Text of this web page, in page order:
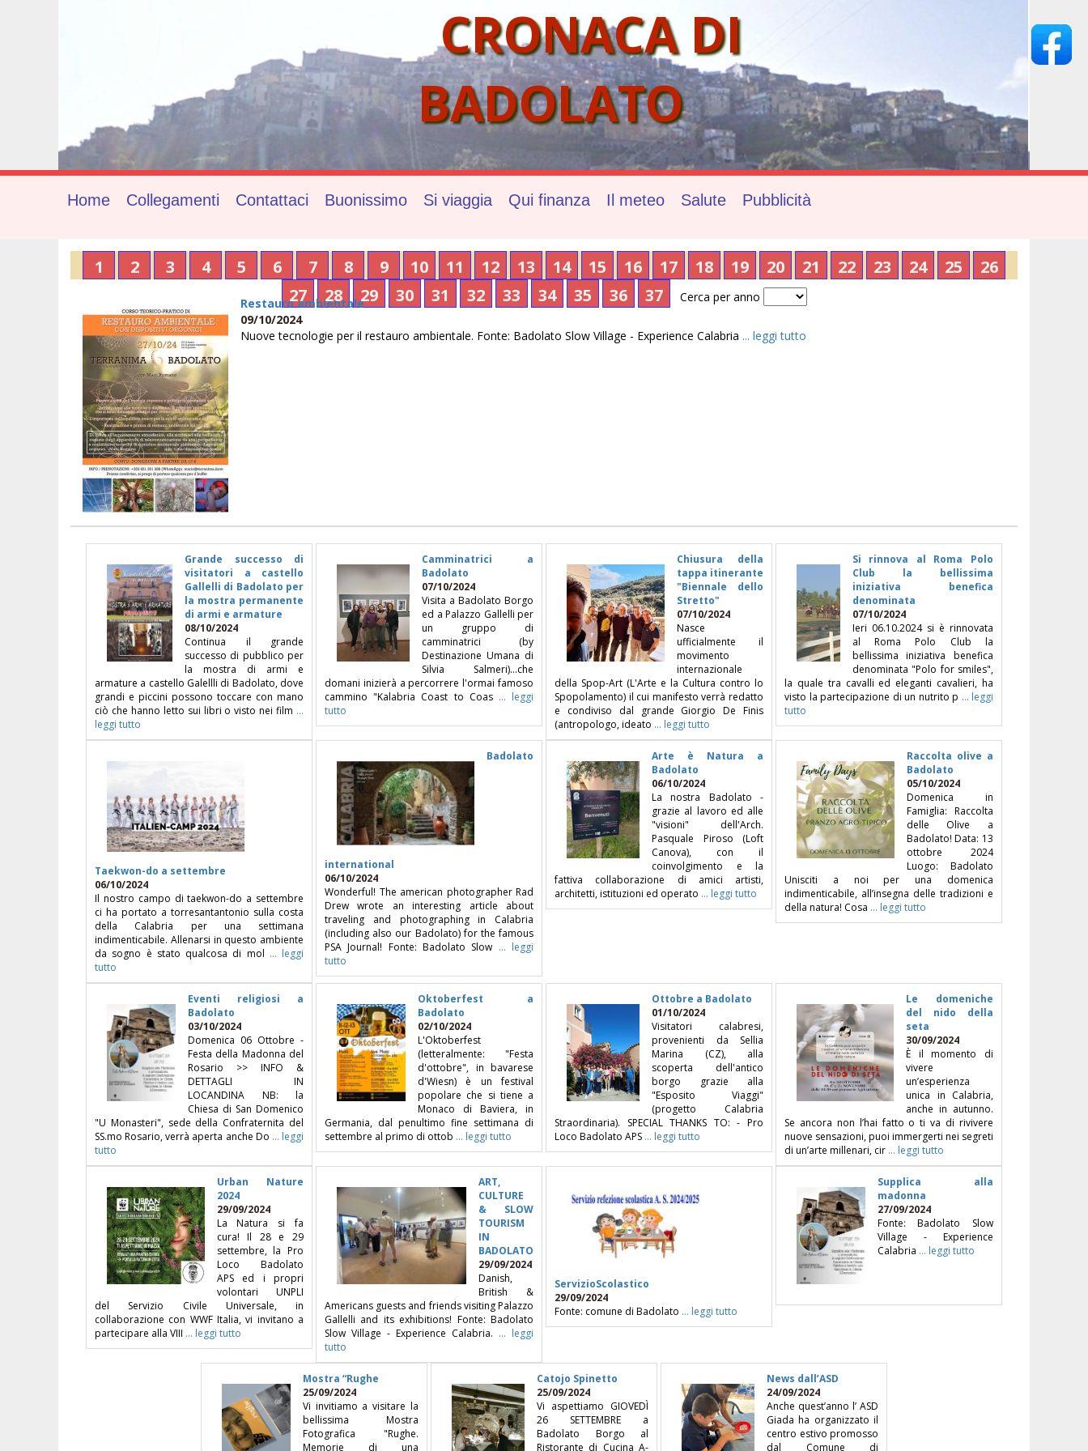
CRONACA DI
BADOLATO
Home Collegamenti Contattaci Buonissimo Si viaggia Qui finanza Il meteo Salute Pubblicità
1 2 3 4 5 6 7 8 9 10 11 12 13 14 15 16 17 18 19 20 21 22 23 24 25
26
27
28 29 30 31 32 33 34 35 36 37 Cerca per anno
Restauro ambientale
09/10/2024
Nuove tecnologie per il restauro ambientale. Fonte: Badolato Slow Village - Experience Calabria ... leggi tutto
Grande successo di
visitatori a castello
Gallelli di Badolato per
la mostra permanente
di armi e armature
08/10/2024
Continua il grande
successo di pubblico per
la mostra di armi e
armature a castello Galellli di Badolato, dove
grandi e piccini possono toccare con mano
ciò che hanno letto sui libri o visto nei film ...
leggi tutto
Camminatrici a
Badolato
07/10/2024
Visita a Badolato Borgo
ed a Palazzo Gallelli per
un gruppo di
camminatrici (by
Destinazione Umana di
Silvia Salmeri)...che
domani inizierà a percorrere l'ormai famoso
cammino "Kalabria Coast to Coas ... leggi
tutto
Chiusura della
tappa itinerante
"Biennale dello
Stretto"
07/10/2024
Nasce
ufficialmente il
movimento
internazionale
della Spop-Art (L'Arte e la Cultura contro lo
Spopolamento) il cui manifesto verrà redatto
e condiviso dal grande Giorgio De Finis
(antropologo, ideato ... leggi tutto
Si rinnova al Roma Polo
Club la bellissima
iniziativa benefica
denominata
07/10/2024
Ieri 06.10.2024 si è rinnovata
al Roma Polo Club la
bellissima iniziativa benefica
denominata "Polo for smiles",
la quale tra cavalli ed eleganti cavalieri, ha
visto la partecipazione di un nutrito p ... leggi
tutto
Taekwon-do a settembre
06/10/2024
Il nostro campo di taekwon-do a settembre
ci ha portato a torresantantonio sulla costa
della Calabria per una settimana
indimenticabile. Allenarsi in questo ambiente
da sogno è stato qualcosa di mol ... leggi
tutto
Badolato
international
06/10/2024
Wonderful! The american photographer Rad
Drew wrote an interesting article about
traveling and photographing in Calabria
(including also our Badolato) for the famous
PSA Journal! Fonte: Badolato Slow ... leggi
tutto
Arte è Natura a
Badolato
06/10/2024
La nostra Badolato -
grazie al lavoro ed alle
"visioni" dell'Arch.
Pasquale Piroso (Loft
Canova), con il
coinvolgimento e la
fattiva collaborazione di amici artisti,
architetti, istituzioni ed operato ... leggi tutto
Raccolta olive a
Badolato
05/10/2024
Domenica in
Famiglia: Raccolta
delle Olive a
Badolato! Data: 13
ottobre 2024
Luogo: Badolato
Unisciti a noi per una domenica
indimenticabile, all’insegna delle tradizioni e
della natura! Cosa ... leggi tutto
Eventi religiosi a
Badolato
03/10/2024
Domenica 06 Ottobre -
Festa della Madonna del
Rosario >> INFO &
DETTAGLI IN
LOCANDINA NB: la
Chiesa di San Domenico
"U Monasteri", sede della Confraternita del
SS.mo Rosario, verrà aperta anche Do ... leggi
tutto
Oktoberfest a
Badolato
02/10/2024
L'Oktoberfest
(letteralmente: "Festa
d'ottobre", in bavarese
d'Wiesn) è un festival
popolare che si tiene a
Monaco di Baviera, in
Germania, dal penultimo fine settimana di
settembre al primo di ottob ... leggi tutto
Ottobre a Badolato
01/10/2024
Visitatori calabresi,
provenienti da Sellia
Marina (CZ), alla
scoperta dell'antico
borgo grazie alla
"Esposito Viaggi"
(progetto Calabria
Straordinaria). SPECIAL THANKS TO: - Pro
Loco Badolato APS ... leggi tutto
Le domeniche
del nido della
seta
30/09/2024
È il momento di
vivere
un’esperienza
unica in Calabria,
anche in autunno.
Se ancora non l’hai fatto o ti va di rivivere
nuove sensazioni, puoi immergerti nei segreti
di un’arte millenari, cir ... leggi tutto
Urban Nature
2024
29/09/2024
La Natura si fa
cura! Il 28 e 29
settembre, la Pro
Loco Badolato
APS ed i propri
volontari UNPLI
del Servizio Civile Universale, in
collaborazione con WWF Italia, vi invitano a
partecipare alla VIII ... leggi tutto
ART,
CULTURE
& SLOW
TOURISM
IN
BADOLATO
29/09/2024
Danish,
British &
Americans guests and friends visiting Palazzo
Gallelli and its exhibitions! Fonte: Badolato
Slow Village - Experience Calabria. ... leggi
tutto
ServizioScolastico
29/09/2024
Fonte: comune di Badolato ... leggi tutto
Supplica alla
madonna
27/09/2024
Fonte: Badolato Slow
Village - Experience
Calabria ... leggi tutto
Mostra “Rughe
25/09/2024
Vi invitiamo a visitare la
bellissima Mostra
Fotografica "Rughe.
Memorie di una
Catojo Spinetto
25/09/2024
Vi aspettiamo GIOVEDÌ
26 SETTEMBRE a
Badolato Borgo al
Ristorante di Cucina A-
News dall’ASD
24/09/2024
Anche quest’anno l’ ASD
Giada ha organizzato il
centro estivo promosso
dal Comune di